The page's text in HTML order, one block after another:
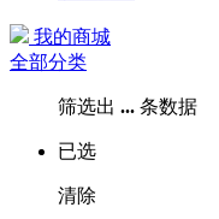
我的商城
全部分类
筛选出 ... 条数据
已选
清除